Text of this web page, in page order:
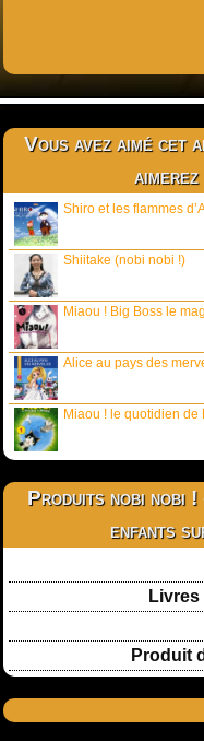
Vous avez aimé cet
aimerez
Shiro et les flammes
Shiitake (nobi nobi !)
Miaou ! Big Boss le
Alice au pays des
Miaou ! le quotidien de
Produits nobi nobi
enfants
Produit